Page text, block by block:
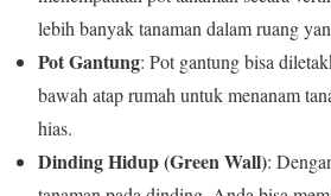
lebih banyak tanaman dalam ruang
Pot Gantung: Pot gantung bisa
bawah atap rumah untuk menanam
hias.
Dinding Hidup (Green Wall):